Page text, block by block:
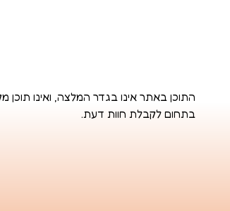
התוכן באתר אינו בגדר המלצה, ואינו תוכן
בתחום לקבלת חוות דעת.